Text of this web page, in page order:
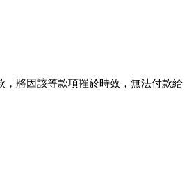
將因該等款項罹於時效，無法付款給